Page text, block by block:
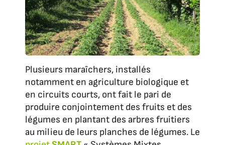
Plusieurs maraîchers, installés
notamment en agriculture biologique et
en circuits courts, ont fait le pari de
produire conjointement des fruits et des
légumes en plantant des arbres fruitiers
au milieu de leurs planches de légumes. Le